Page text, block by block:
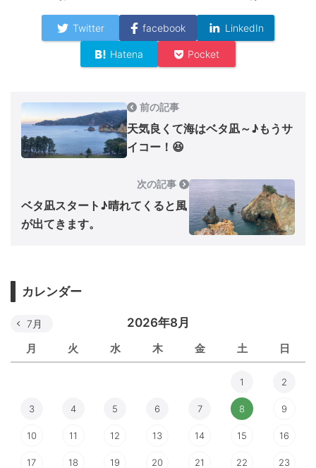
Twitter facebook LinkedIn
Hatena Pocket
前の記事
天気良くて海はベタ凪～♪もうサ
イコー！😆
次の記事
ベタ凪スタート♪晴れてくると風
が出てきます。
カレンダー
2026年8月
月 火 水 木 金 土 日
7月
1 2
3 4 5 6 7 8 9
10 11 12 13 14 15 16
17 18 19 20 21 22 23